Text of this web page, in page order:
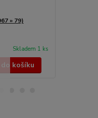
» 79)
Skladem 1 ks
košíku